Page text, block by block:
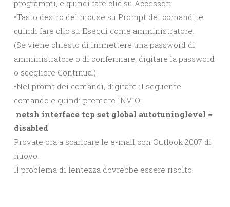
programmi, e quindi fare clic su Accessori.
•Tasto destro del mouse su Prompt dei comandi, e
quindi fare clic su Esegui come amministratore.
(Se viene chiesto di immettere una password di
amministratore o di confermare, digitare la password
o scegliere Continua.)
•Nel promt dei comandi, digitare il seguente
comando e quindi premere INVIO:
netsh interface tcp set global autotuninglevel =
disabled
Provate ora a scaricare le e-mail con Outlook 2007 di
nuovo.
Il problema di lentezza dovrebbe essere risolto.